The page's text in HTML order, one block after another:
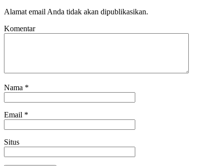
Alamat email Anda tidak akan dipublikasikan.
Komentar
Nama *
Email *
Situs